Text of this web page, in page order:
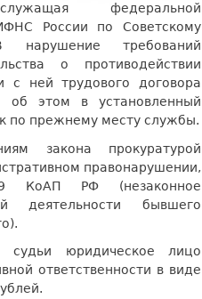
федеральной
России по Советскому
нарушение требований
о противодействии
с ней трудового договора
об этом в установленный
по прежнему месту службы.
закона прокуратурой
правонарушении,
КоАП РФ (незаконное
деятельности бывшего
судьи юридическое лицо
ответственности в виде